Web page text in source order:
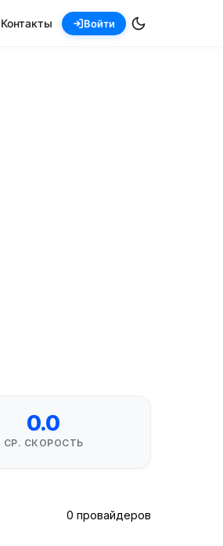
Контакты Войти
0.0
СР. СКОРОСТЬ
0 провайдеров